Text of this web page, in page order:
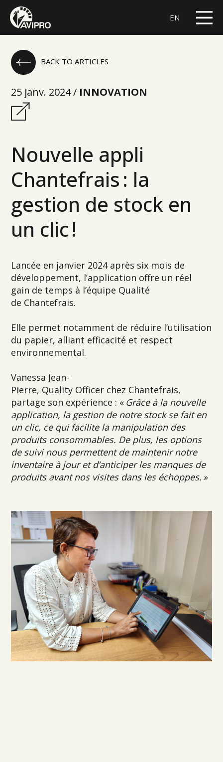
EN
25 janv. 2024 / INNOVATION
BACK TO ARTICLES
Nouvelle appli
Chantefrais : la
gestion de stock en
un clic !
Lancée en janvier 2024 après six mois de
développement, l’application offre un réel
gain de temps à l’équipe Qualité
de Chantefrais.
Elle permet notamment de réduire l’utilisation
du papier, alliant efficacité et respect
environnemental.
Vanessa Jean-
Pierre, Quality Officer chez Chantefrais,
partage son expérience : « Grâce à la nouvelle
application, la gestion de notre stock se fait en
un clic, ce qui facilite la manipulation des
produits consommables. De plus, les options
de suivi nous permettent de maintenir notre
inventaire à jour et d’anticiper les manques de
produits avant nos visites dans les échoppes. »